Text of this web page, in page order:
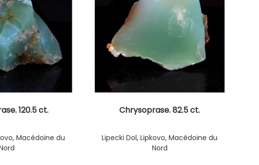
120.5 ct.
Macédoine du
Chrysoprase. 82.5 ct.
Lipecki Dol, Lipkovo, Macédoine du
Nord